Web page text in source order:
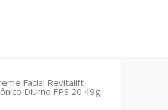
Facial Revitalift
Diurno FPS 20 49g